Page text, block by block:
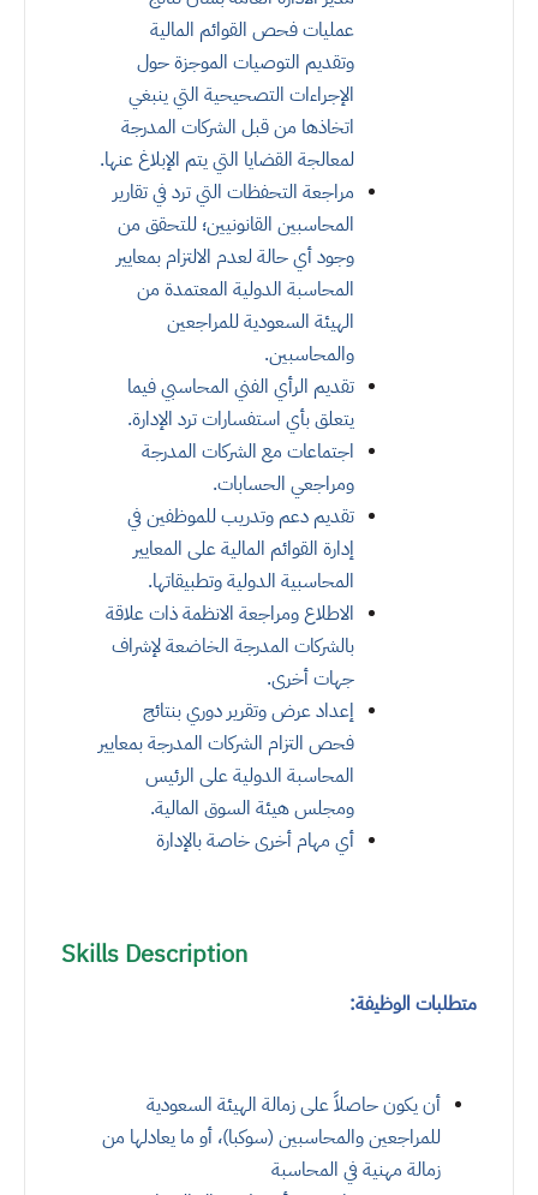
عمليات فحص القوائم المالية
وتقديم التوصيات الموجزة حول
الإجراءات التصحيحية التي ينبغي
اتخاذها من قبل الشركات المدرجة
لمعالجة القضايا التي يتم الإبلاغ عنها.
مراجعة التحفظات التي ترد في تقارير
المحاسبين القانونيين؛ للتحقق من
وجود أي حالة لعدم الالتزام بمعايير
المحاسبة الدولية المعتمدة من
الهيئة السعودية للمراجعين
والمحاسبين.
تقديم الرأي الفني المحاسبي فيما
يتعلق بأي استفسارات ترد الإدارة.
اجتماعات مع الشركات المدرجة
ومراجعي الحسابات.
تقديم دعم وتدريب للموظفين في
إدارة القوائم المالية على المعايير
المحاسبية الدولية وتطبيقاتها.
الاطلاع ومراجعة الانظمة ذات علاقة
بالشركات المدرجة الخاضعة لإشراف
جهات أخرى.
إعداد عرض وتقرير دوري بنتائج
فحص التزام الشركات المدرجة بمعايير
المحاسبة الدولية على الرئيس
ومجلس هيئة السوق المالية.
أي مهام أخرى خاصة بالإدارة
Skills Description
متطلبات الوظيفة:
أن يكون حاصلاً على زمالة الهيئة السعودية
للمراجعين والمحاسبين (سوكبا)، أو ما يعادلها من
زمالة مهنية في المحاسبة